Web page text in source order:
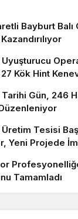
Bayburt Balı
Uyuşturucu
Kök Hint
Tarihi Gün, 246
Üretim Tesisi
Yeni Projede
Tamamladı